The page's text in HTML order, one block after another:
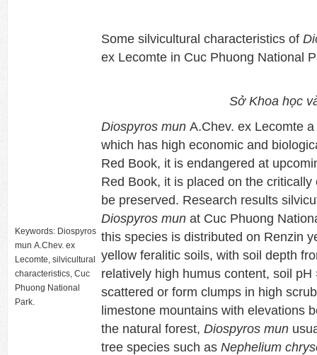
Keywords: Diospyros
mun A.Chev. ex
Lecomte, silvicultural
characteristics, Cuc
Phuong National
Park.
Some silvicultural characteristics of
ex Lecomte in Cuc Phuong National
Sở Khoa học
Diospyros mun A.Chev. ex Lecomte
which has high economic and
Red Book, it is endangered at
Red Book, it is placed on the
be preserved. Research results
Diospyros mun at Cuc Phuong
this species is distributed on Renzin
yellow feralitic soils, with soil depth
relatively high humus content, soil
scattered or form clumps in high
limestone mountains with elevations
the natural forest, Diospyros mun
tree species such as Nephelium